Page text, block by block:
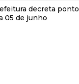
decreta ponto
05 de junho